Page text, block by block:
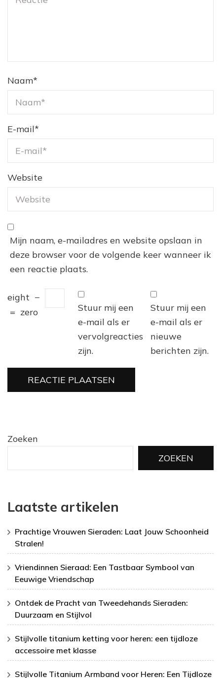
Naam*
E-mail*
Website
Mijn naam, e-mailadres en website opslaan in
deze browser voor de volgende keer wanneer ik
een reactie plaats.
eight −
= zero
Stuur mij een
e-mail als er
vervolgreacties
zijn.
Stuur mij een
e-mail als er
nieuwe
berichten zijn.
Zoeken
ZOEKEN
Laatste artikelen
Prachtige Vrouwen Sieraden: Laat Jouw Schoonheid
Stralen!
Vriendinnen Sieraad: Een Tastbaar Symbool van
Eeuwige Vriendschap
Ontdek de Pracht van Tweedehands Sieraden:
Duurzaam en Stijlvol
Stijlvolle titanium ketting voor heren: een tijdloze
accessoire met klasse
Stijlvolle Titanium Armband voor Heren: Een Tijdloze